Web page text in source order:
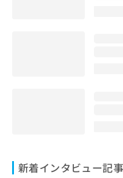
新着インタビュー記事